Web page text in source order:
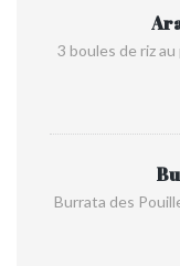
3 boules de riz
Burrata des